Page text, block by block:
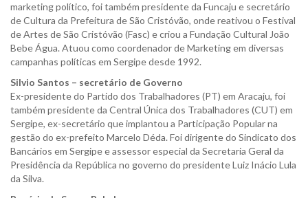
marketing político, foi também presidente da Funcaju e secretário
de Cultura da Prefeitura de São Cristóvão, onde reativou o Festival
de Artes de São Cristóvão (Fasc) e criou a Fundação Cultural João
Bebe Água. Atuou como coordenador de Marketing em diversas
campanhas políticas em Sergipe desde 1992.
Silvio Santos – secretário de Governo
Ex-presidente do Partido dos Trabalhadores (PT) em Aracaju, foi
também presidente da Central Única dos Trabalhadores (CUT) em
Sergipe, ex-secretário que implantou a Participação Popular na
gestão do ex-prefeito Marcelo Déda. Foi dirigente do Sindicato dos
Bancários em Sergipe e assessor especial da Secretaria Geral da
Presidência da República no governo do presidente Luiz Inácio Lula
da Silva.